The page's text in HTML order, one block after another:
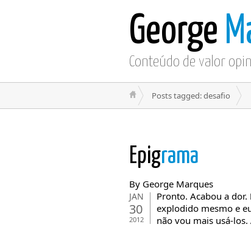
George
Conteúdo de valor
Posts tagged: desafio
Epigrama
By George Marques
JAN
30
2012
Pronto. Acabou a
explodido mesmo e
não vou mais usá-